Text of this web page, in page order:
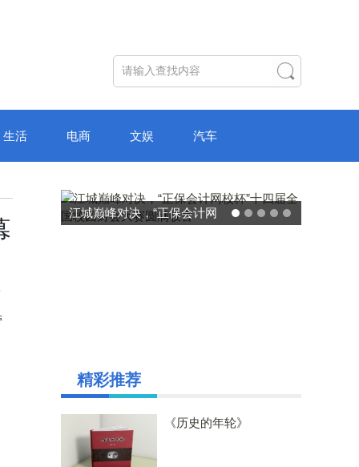
生活 电商 文娱 汽车
破局“纸面教育”：理想树AI自
精彩推荐
《历史的年轮》